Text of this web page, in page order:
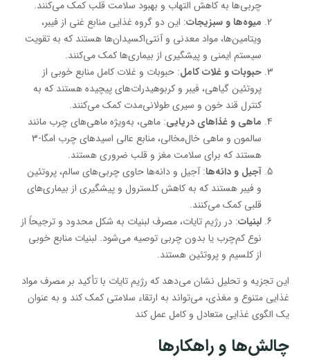
چربی‌ها به کاهش التهاب و بهبود سلامت قلب کمک می‌کنند.
میوه‌ها و سبزیجات: این دو گروه غذایی منابع غنی از فیبر،
ویتامین‌ها، مواد معدنی و آنتی‌اکسیدان‌ها هستند که به تقویت
سیستم ایمنی و پیشگیری از بیماری‌ها کمک می‌کنند.
حبوبات و غلات کامل: حبوبات و غلات کامل منابع خوبی از
پروتئین گیاهی، فیبر و کربوهیدرات‌های پیچیده هستند که به
کنترل قند خون و سیری طولانی‌مدت کمک می‌کنند.
ماهی و غذاهای دریایی: ماهی، به‌ویژه ماهی‌های چرب مانند
سالمون و ماهی خال‌مخالی، منابع عالی اسیدهای چرب امگا-3
هستند که برای سلامت مغز و قلب ضروری هستند.
آجیل و دانه‌ها: آجیل و دانه‌ها حاوی چربی‌های سالم، پروتئین
و فیبر هستند که به کاهش کلسترول و پیشگیری از بیماری‌های
قلبی کمک می‌کنند.
لبنیات: در رژیم تایات، مصرف لبنیات به شکل محدود و ترجیحاً از
نوع کم‌چرب یا بدون چربی توصیه می‌شود. لبنیات منابع خوبی
از کلسیم و پروتئین هستند.
این تجزیه و تحلیل نشان می‌دهد که رژیم تایات با تأکید بر مصرف مواد
غذایی متنوع و مغذی، می‌تواند به ارتقاء سلامتی کمک کند و به عنوان
یک الگوی غذایی متعادل و کامل عمل کند
چالش‌ها و راهکارها